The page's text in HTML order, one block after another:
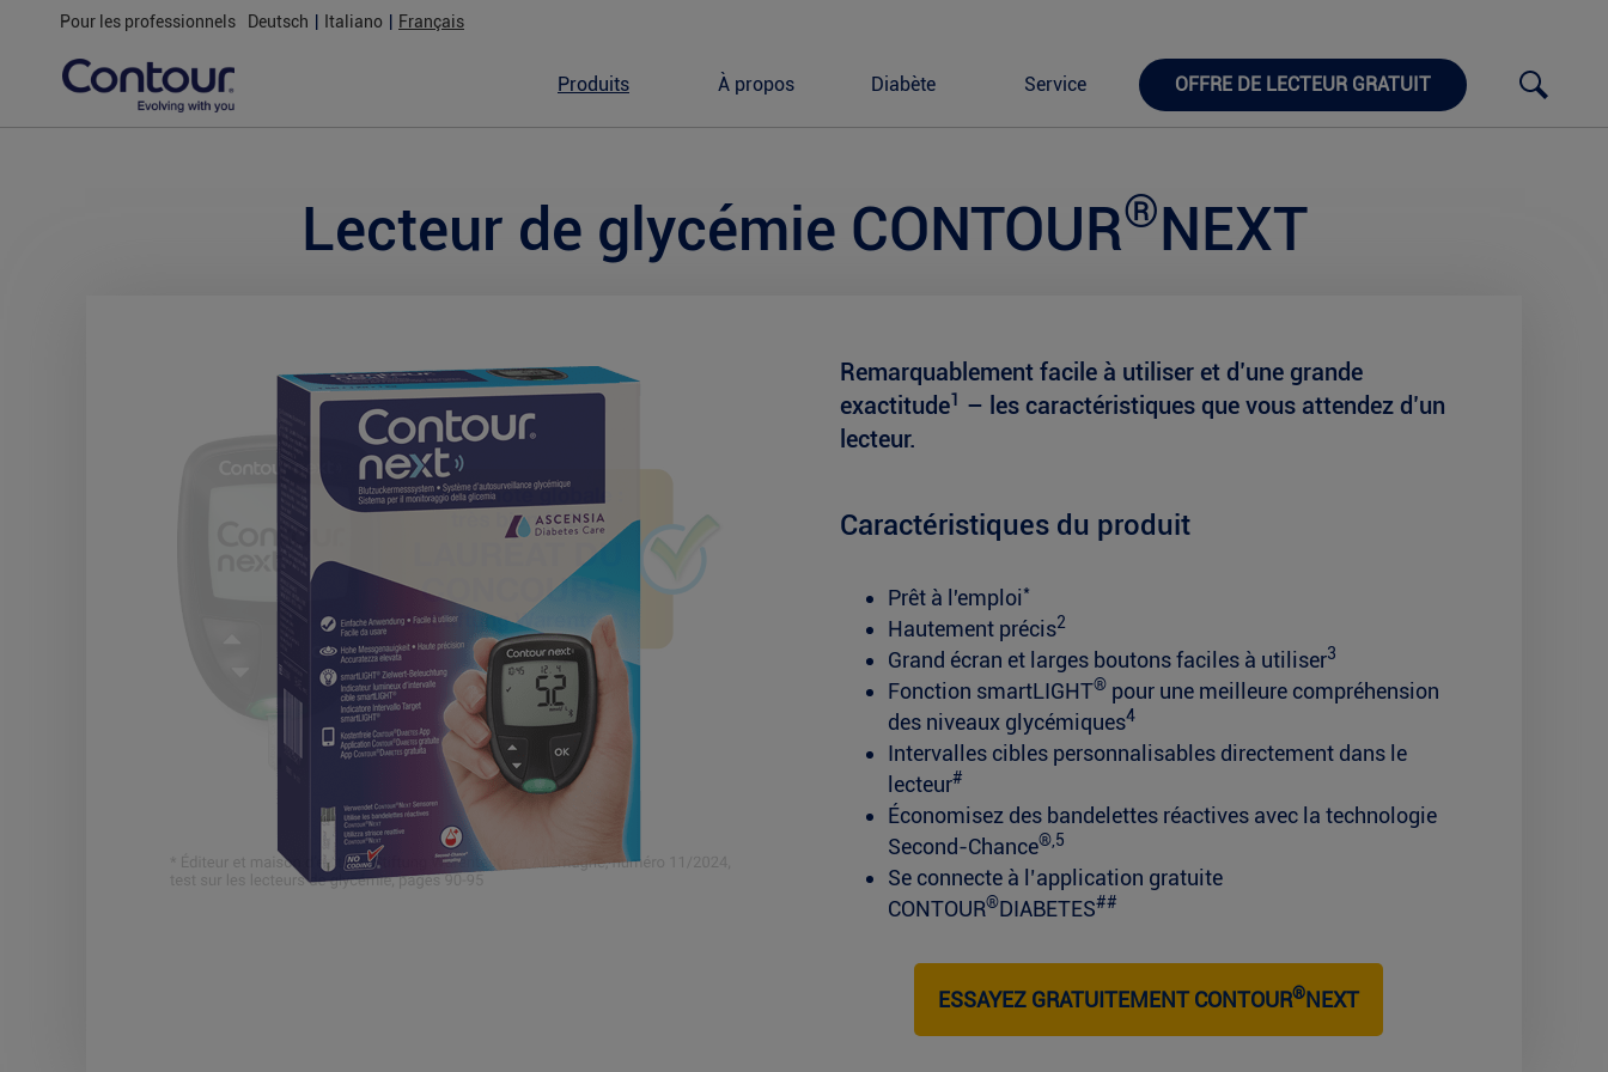
Pour les professionnels Deutsch Italiano Français
Produits À propos Diabète Service OFFRE DE LECTEUR GRATUIT
Lecteur de glycémie CONTOUR®NEXT
Remarquablement facile à utiliser et d’une grande
exactitude1 – les caractéristiques que vous attendez d’un
lecteur.
Caractéristiques du produit
Prêt à l'emploi*
Hautement précis2
Grand écran et larges boutons faciles à utiliser3
Fonction smartLIGHT® pour une meilleure compréhension
des niveaux glycémiques4
Intervalles cibles personnalisables directement dans le
lecteur#
Économisez des bandelettes réactives avec la technologie
Second-Chance®,5
Se connecte à l’application gratuite
CONTOUR®DIABETES##
ESSAYEZ GRATUITEMENT CONTOUR®NEXT